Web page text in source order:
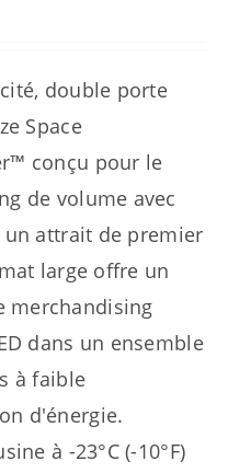
double porte
Space
conçu pour le
de volume avec
attrait de premier
large offre un
merchandising
dans un ensemble
à faible
d'énergie.
à -23°C (-10°F)